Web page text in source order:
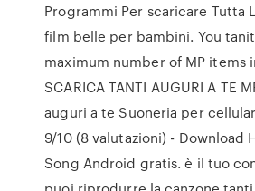
Programmi Per scaricare Tutta
film belle per bambini. You
maximum number of MP items
SCARICA TANTI AUGURI A TE
auguri a te Suoneria per
9/10 (8 valutazioni) - Download
Song Android gratis. è il tuo